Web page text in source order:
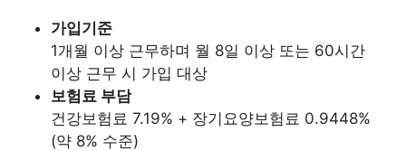
가입기준
1개월 이상 근무하며 월 8일 이상 또는 60시간
이상 근무 시 가입 대상
보험료 부담
건강보험료 7.19% + 장기요양보험료 0.9448%
(약 8% 수준)